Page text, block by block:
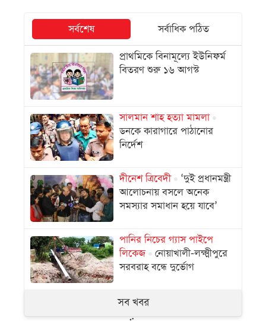
সর্বশেষ
সর্বাধিক পঠিত
প্রাথমিকে বিনামূল্যে ইউনিফর্ম
বিতরণ শুরু ১৬ আগস্ট
সালমান শাহ হত্যা মামলা
ডনকে কারাগারে পাঠানোর
নির্দেশ
দীনেশ ত্রিবেদী
‘দুই প্রধানমন্ত্রী
আলোচনায় বসলে অনেক
সমস্যার সমাধান হয়ে যাবে’
পানির নিচের গ্যাস পাইপে
লিকেজ
নোয়াখালী-লক্ষ্মীপুরে
সরবরাহ বন্ধে দুর্ভোগ
সব খবর